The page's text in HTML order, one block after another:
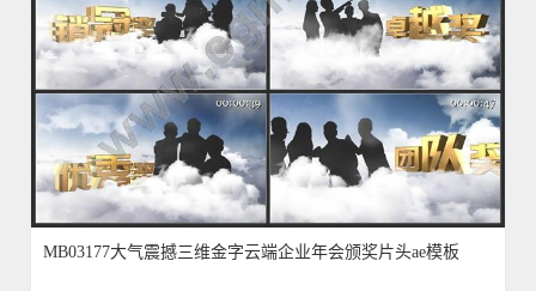
MB03177大气震撼三维金字云端企业年会颁奖片头ae模板